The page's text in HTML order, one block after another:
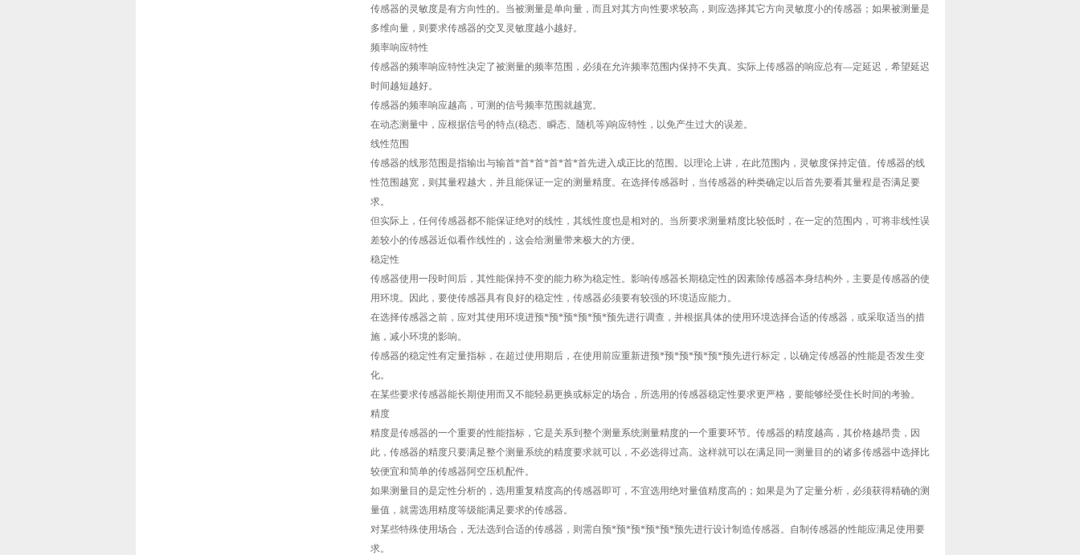
传感器的灵敏度是有方向性的。当被测量是单向量，而且对其方向性要求较高，则应选择其它方向灵敏度小的传感器；如果被测量是
多维向量，则要求传感器的交叉灵敏度越小越好。
频率响应特性
传感器的频率响应特性决定了被测量的频率范围，必须在允许频率范围内保持不失真。实际上传感器的响应总有—定延迟，希望延迟
时间越短越好。
传感器的频率响应越高，可测的信号频率范围就越宽。
在动态测量中，应根据信号的特点(稳态、瞬态、随机等)响应特性，以免产生过大的误差。
线性范围
传感器的线形范围是指输出与输首*首*首*首*首*首先进入成正比的范围。以理论上讲，在此范围内，灵敏度保持定值。传感器的线
性范围越宽，则其量程越大，并且能保证一定的测量精度。在选择传感器时，当传感器的种类确定以后首先要看其量程是否满足要
求。
但实际上，任何传感器都不能保证绝对的线性，其线性度也是相对的。当所要求测量精度比较低时，在一定的范围内，可将非线性误
差较小的传感器近似看作线性的，这会给测量带来极大的方便。
稳定性
传感器使用一段时间后，其性能保持不变的能力称为稳定性。影响传感器长期稳定性的因素除传感器本身结构外，主要是传感器的使
用环境。因此，要使传感器具有良好的稳定性，传感器必须要有较强的环境适应能力。
在选择传感器之前，应对其使用环境进预*预*预*预*预*预先进行调查，并根据具体的使用环境选择合适的传感器，或采取适当的措
施，减小环境的影响。
传感器的稳定性有定量指标，在超过使用期后，在使用前应重新进预*预*预*预*预*预先进行标定，以确定传感器的性能是否发生变
化。
在某些要求传感器能长期使用而又不能轻易更换或标定的场合，所选用的传感器稳定性要求更严格，要能够经受住长时间的考验。
精度
精度是传感器的一个重要的性能指标，它是关系到整个测量系统测量精度的一个重要环节。传感器的精度越高，其价格越昂贵，因
此，传感器的精度只要满足整个测量系统的精度要求就可以，不必选得过高。这样就可以在满足同一测量目的的诸多传感器中选择比
较便宜和简单的传感器阿空压机配件。
如果测量目的是定性分析的，选用重复精度高的传感器即可，不宜选用绝对量值精度高的；如果是为了定量分析，必须获得精确的测
量值，就需选用精度等级能满足要求的传感器。
对某些特殊使用场合，无法选到合适的传感器，则需自预*预*预*预*预*预先进行设计制造传感器。自制传感器的性能应满足使用要
求。